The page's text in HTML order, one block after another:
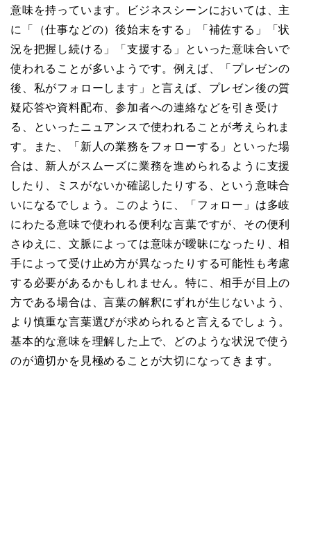
意味を持っています。ビジネスシーンにおいては、主
に「（仕事などの）後始末をする」「補佐する」「状
況を把握し続ける」「支援する」といった意味合いで
使われることが多いようです。例えば、「プレゼンの
後、私がフォローします」と言えば、プレゼン後の質
疑応答や資料配布、参加者への連絡などを引き受け
る、といったニュアンスで使われることが考えられま
す。また、「新人の業務をフォローする」といった場
合は、新人がスムーズに業務を進められるように支援
したり、ミスがないか確認したりする、という意味合
いになるでしょう。このように、「フォロー」は多岐
にわたる意味で使われる便利な言葉ですが、その便利
さゆえに、文脈によっては意味が曖昧になったり、相
手によって受け止め方が異なったりする可能性も考慮
する必要があるかもしれません。特に、相手が目上の
方である場合は、言葉の解釈にずれが生じないよう、
より慎重な言葉選びが求められると言えるでしょう。
基本的な意味を理解した上で、どのような状況で使う
のが適切かを見極めることが大切になってきます。